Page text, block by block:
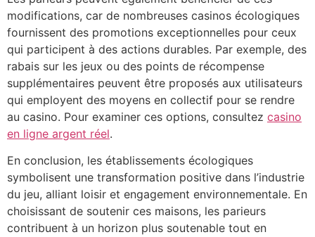
modifications, car de nombreuses casinos écologiques
fournissent des promotions exceptionnelles pour ceux
qui participent à des actions durables. Par exemple, des
rabais sur les jeux ou des points de récompense
supplémentaires peuvent être proposés aux utilisateurs
qui employent des moyens en collectif pour se rendre
au casino. Pour examiner ces options, consultez casino
en ligne argent réel.
En conclusion, les établissements écologiques
symbolisent une transformation positive dans l’industrie
du jeu, alliant loisir et engagement environnementale. En
choisissant de soutenir ces maisons, les parieurs
contribuent à un horizon plus soutenable tout en